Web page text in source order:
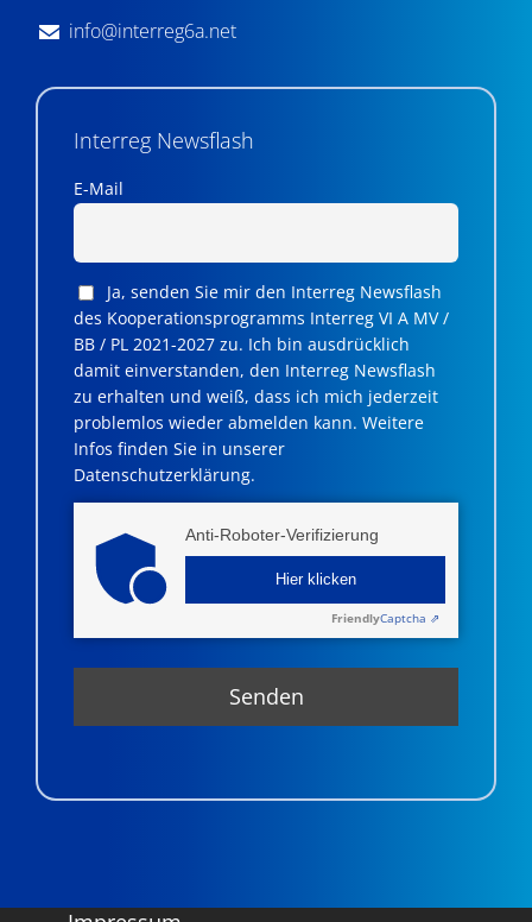
i
info@interreg6a.net
Interreg Newsflash
E-Mail
Ja, senden Sie mir den Interreg Newsflash
des Kooperationsprogramms Interreg VI A MV /
BB / PL 2021-2027 zu. Ich bin ausdrücklich
damit einverstanden, den Interreg Newsflash
zu erhalten und weiß, dass ich mich jederzeit
problemlos wieder abmelden kann. Weitere
Infos finden Sie in unserer
Datenschutzerklärung.
Anti-Roboter-Verifizierung
Hier klicken
FriendlyCaptcha ⇗